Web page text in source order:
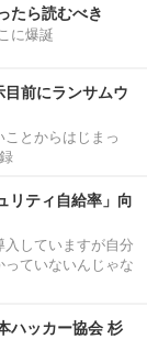
たら読むべき
に爆誕
前にランサムウ
とからはじまっ
リティ自給率」向
していますが自分
ていないんじゃな
ハッカー協会 杉